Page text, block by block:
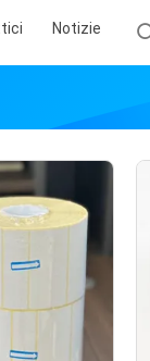
Notizie